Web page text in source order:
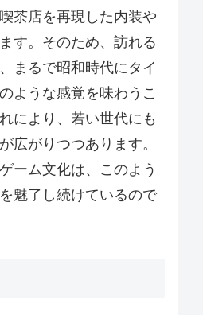
茶店を再現した内装や
す。そのため、訪れる
まるで昭和時代にタイ
ような感覚を味わうこ
により、若い世代にも
広がりつつあります。
ーム文化は、このよう
魅了し続けているので